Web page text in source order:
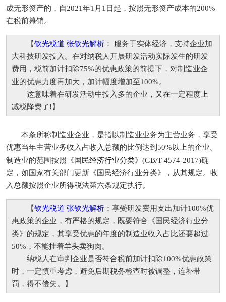
成无形资产的，自2021年1月1日起，按照无形资产成本的200%
在税前摊销。
【钦光税道 张钦光解析： 服务于实体经济，支持企业加
大科技研发投入。在对纳税人开展研发活动实际发生的研发
费用，税前加计扣除75%的优惠政策的前提下，对制造业企
业的优惠力度再加大，加计幅度增加至100%。
这意味着在研发活动中投入多的企业，又在一定程度上
减税降费了!】
本条所称制造业企业，是指以制造业业务为主营业务，享受
优惠当年主营业务收入占收入总额的比例达到50%以上的企业。
制造业的范围按照《 国民经济行业分类》(GB/T 4574-2017)确
定，如国家有关部门更新《国民经济行业分类》，从其规定。收
入总额按照企业所得税法第六条规定执行。
【钦光税道 张钦光解析：享受研发费用支出加计100%优
惠政策的企业，有严格的规定，既要符合《国民经济行业分
类》的规定，其享受优惠的年度的制造业收入占比还要超过
50%，不能挂着羊头卖狗肉。
纳税人在审判企业是否符合税前加计扣除100%优惠政策
时，一定慎重考虑，避免后期税务检查时被调整，连补带
罚，得不偿失。】